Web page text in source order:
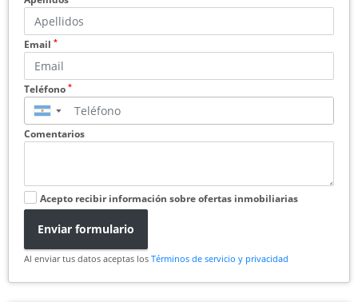
Email *
Teléfono *
▼
Comentarios
Acepto recibir información sobre ofertas inmobiliarias
Enviar formulario
Al enviar tus datos aceptas los Términos de servicio y privacidad